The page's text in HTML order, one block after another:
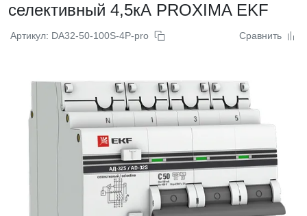
селективный 4,5кА PROXIMA EKF
Артикул: DA32-50-100S-4P-pro Сравнить